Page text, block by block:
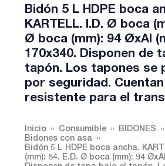
Bidón 5 L HDPE boca
KARTELL. I.D. Ø boca
Ø boca (mm): 94 ØxAl
170x340. Disponen de
tapón. Los tapones se
por seguridad.
resistente para el
Inicio Consumible
BIDONES
Bidones con asa
Bidón 5 L HDPE boca ancha.
(mm): 84. E.D. Ø boca (mm): 94